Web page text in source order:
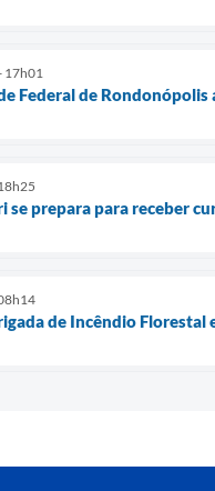
17h01
Federal de Rondonópolis
se prepara para receber
de Incêndio